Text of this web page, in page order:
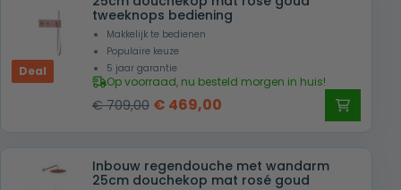
tweeknops bediening
Makkelijk te bedienen
Populaire keuze
5 jaar garantie
Op voorraad, nu besteld morgen in huis!
€709,00 Oorspronkelijke
was:
€ 709,00.
€ 469,00
is:
€ 469,00.
Deal
Inbouw regendouche met wandarm
25cm douchekop mat rosé goud